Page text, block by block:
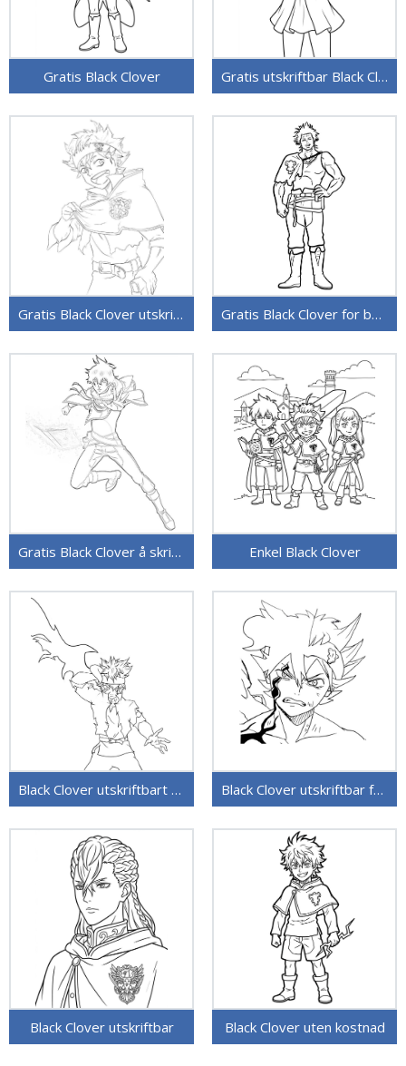
Gratis Black Clover Gratis utskriftbar Black Clover
Gratis Black Clover utskriftbar Gratis Black Clover for barn
Gratis Black Clover å skrive ut Enkel Black Clover
Black Clover utskriftbart bilde Black Clover utskriftbar for barn
Black Clover utskriftbar Black Clover uten kostnad